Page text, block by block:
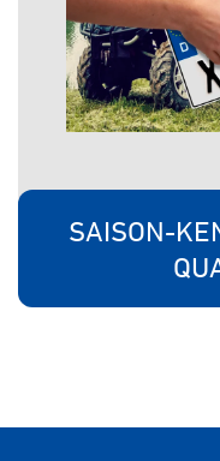
SAISON-